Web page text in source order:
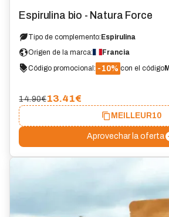
Espirulina bio - Natura Force
Tipo de complemento: Espirulina
Origen de la marca:
Francia
Código promocional: -10% con el código
14.90€13.41€
MEILLEUR10
Aprovechar la oferta